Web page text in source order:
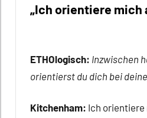
„Ich orientiere mich
ETHOlogisch: Inzwischen
orientierst du dich bei
Kitchenham: Ich